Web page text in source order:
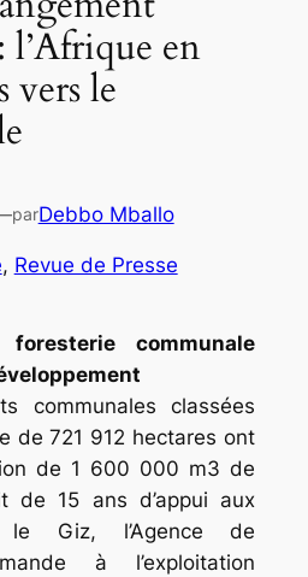
en
vers le
parDebbo Mballo
, Revue de Presse
communale
communales classées
de 721 912 hectares ont
de 1 600 000 m3 de
de 15 ans d’appui aux
le Giz, l’Agence de
à l’exploitation